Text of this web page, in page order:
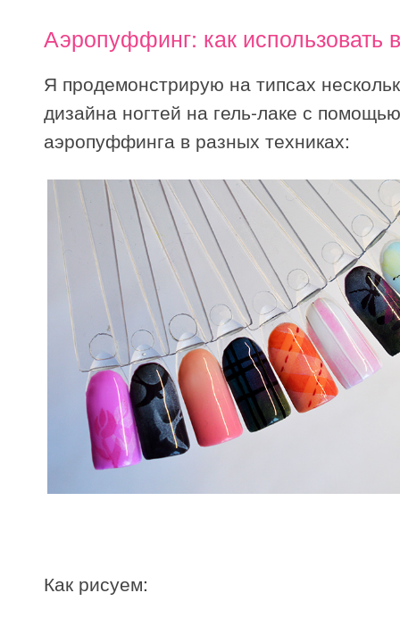
Аэропуффинг: как использовать
Я продемонстрирую на типсах
дизайна ногтей на гель-лаке с помощью
аэропуффинга в разных техниках:
Как рисуем: